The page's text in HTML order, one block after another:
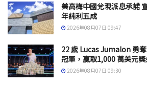
美高梅中國兌現派息承諾
年純利五成
2026年08月07日 09:47
22 歲 Lucas Jumalon 勇
冠軍，贏取1,000 萬美元
2026年08月07日 09:30